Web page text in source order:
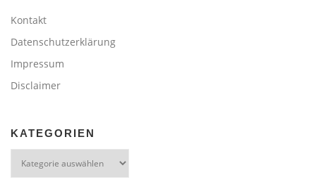
Kontakt
Datenschutzerklärung
Impressum
Disclaimer
KATEGORIEN